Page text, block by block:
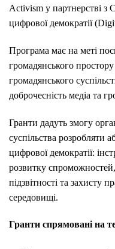
Activism у партнерстві з
цифрової демократії
Програма має на меті
громадянського
громадянського
доброчесність медіа та
Гранти дадуть змогу
суспільства розробляти
цифрової демократії:
розвитку
підзвітності та
середовищі.
Гранти спрямовані на